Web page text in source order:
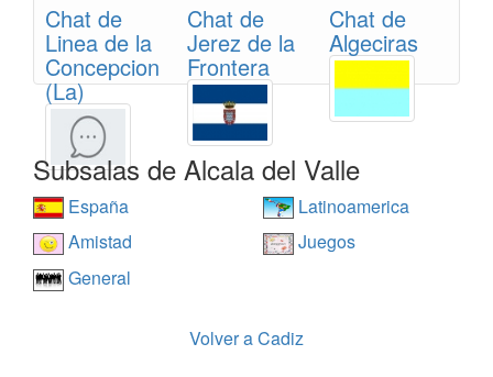
Chat de
Linea de la
Concepcion
(La)
Chat de
Jerez de la
Frontera
Chat de
Algeciras
Subsalas de Alcala del Valle
España
Latinoamerica
Amistad
Juegos
General
Volver a Cadiz